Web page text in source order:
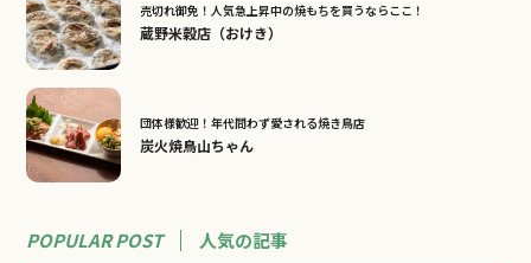
売切れ御免！人気急上昇中の焼もちを買うならここ！
蔵野米穀店（おけき）
団体様歓迎！年代問わず愛される焼き鳥店
炭火焼鳥山ちゃん
POPULAR POST 人気の記事